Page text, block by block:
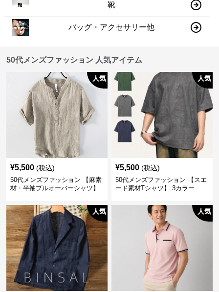
靴
バッグ・アクセサリー他
50代メンズファッション 人気アイテム
人気
¥5,500 (税込)
50代メンズファッション 【麻素
材・半袖プルオーバーシャツ】
人気
¥5,500 (税込)
50代メンズファッション 【スエ
ード素材Tシャツ】 3カラー
人気 人気